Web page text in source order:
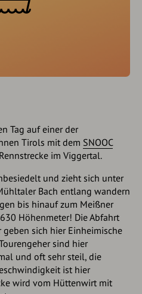
Tag auf einer der
Tirols mit dem SNOOC
im Viggertal.
und zieht sich unter
Bach entlang wandern
bis hinauf zum Meißner
Höhenmeter! Die Abfahrt
sich hier Einheimische
sind hier
und oft sehr steil, die
ist hier
wird vom Hüttenwirt mit